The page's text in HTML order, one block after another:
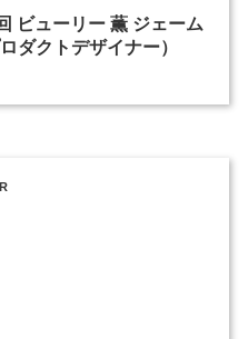
ビューリー 薫 ジェーム
ダクトデザイナー）